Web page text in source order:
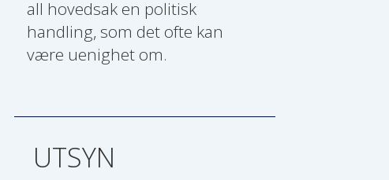
all hovedsak en politisk
handling, som det ofte kan
være uenighet om.
UTSYN